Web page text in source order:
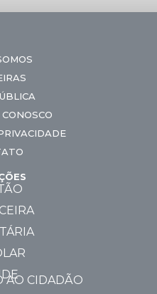
AO CIDADÃO